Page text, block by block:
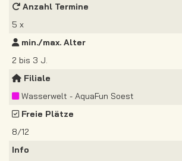
Anzahl Termine
5 x
min./max. Alter
2 bis 3 J.
Filiale
Wasserwelt - AquaFun Soest
Freie Plätze
8/12
Info